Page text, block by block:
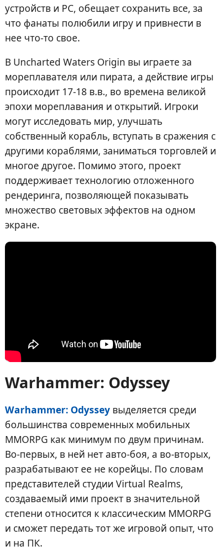
устройств и PC, обещает сохранить все, за
что фанаты полюбили игру и привнести в
нее что-то свое.
В Uncharted Waters Origin вы играете за
мореплавателя или пирата, а действие игры
происходит 17-18 в.в., во времена великой
эпохи мореплавания и открытий. Игроки
могут исследовать мир, улучшать
собственный корабль, вступать в сражения с
другими кораблями, заниматься торговлей и
многое другое. Помимо этого, проект
поддерживает технологию отложенного
рендеринга, позволяющей показывать
множество световых эффектов на одном
экране.
Warhammer: Odyssey
Warhammer: Odyssey выделяется среди
большинства современных мобильных
MMORPG как минимум по двум причинам.
Во-первых, в ней нет авто-боя, а во-вторых,
разрабатывают ее не корейцы. По словам
представителей студии Virtual Realms,
создаваемый ими проект в значительной
степени относится к классическим MMORPG
и сможет передать тот же игровой опыт, что
и на ПК.